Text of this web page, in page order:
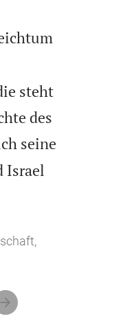
steht
des
seine
Israel